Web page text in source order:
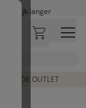
langer
DE OUTLET